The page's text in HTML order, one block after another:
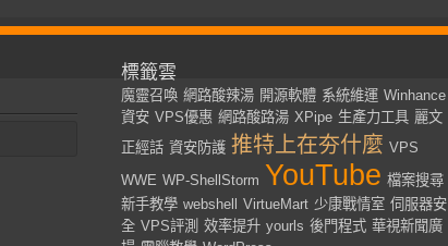
標籤雲
魔靈召喚 網路酸辣湯 開源軟體 系統維運 Winhance
資安 VPS優惠 網路酸路湯 XPipe 生產力工具 麗文
正經話 資安防護 推特上在夯什麼 VPS
WWE WP-ShellStorm YouTube 檔案搜尋
新手教學 webshell VirtueMart 少康戰情室 伺服器安
全 VPS評測 效率提升 yourls 後門程式 華視新聞廣